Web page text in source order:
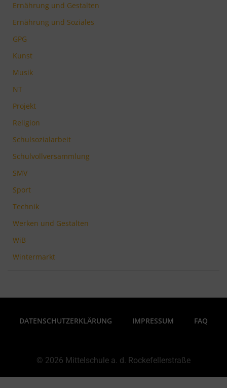
Ernährung und Gestalten
Ernährung und Soziales
GPG
Kunst
Musik
NT
Projekt
Religion
Schulsozialarbeit
Schulvollversammlung
SMV
Sport
Technik
Werken und Gestalten
WiB
Wintermarkt
DATENSCHUTZERKLÄRUNG IMPRESSUM FAQ
© 2026 Mittelschule a. d. Rockefellerstraße